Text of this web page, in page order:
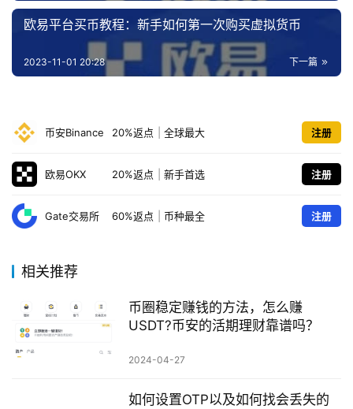
欧易平台买币教程：新手如何第一次购买虚拟货币
下一篇
2023-11-01 20:28
币安Binance 20%返点 全球最大 注册
欧易OKX 20%返点 新手首选 注册
Gate交易所 60%返点 币种最全 注册
相关推荐
币圈稳定赚钱的方法，怎么赚
USDT?币安的活期理财靠谱吗？
2024-04-27
如何设置OTP以及如何找会丢失的